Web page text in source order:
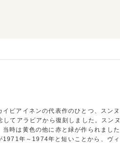
ピアイネンの代表作のひとつ、スンヌ
てアラビアから復刻しました。スンヌ
時は黄色の他に赤と緑が作られました
1971年～1974年と短いことから、ヴィ